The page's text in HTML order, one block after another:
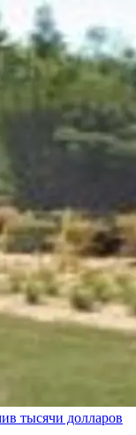
тысячи долларов